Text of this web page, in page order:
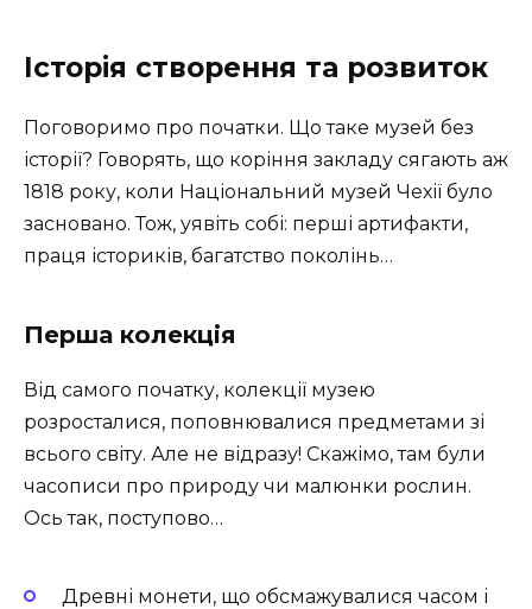
Історія створення та розвиток
Поговоримо про початки. Що таке музей без
історії? Говорять, що коріння закладу сягають аж
1818 року, коли Національний музей Чехії було
засновано. Тож, уявіть собі: перші артифакти,
праця істориків, багатство поколінь…
Перша колекція
Від самого початку, колекції музею
розросталися, поповнювалися предметами зі
всього світу. Але не відразу! Скажімо, там були
часописи про природу чи малюнки рослин.
Ось так, поступово…
Древні монети, що обсмажувалися часом і